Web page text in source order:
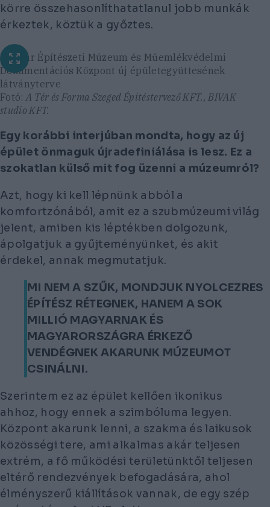
körre összehasonlíthatatlanul jobb munkák
érkeztek, köztük a győztes.
Magyar Építészeti Múzeum és Műemlékvédelmi
Dokumentációs Központ új épületegyüttesének
látványterve
Fotó: A Tér és Forma Szeged Építéstervező KFT., BIVAK
studio KFT.
Egy korábbi interjúban mondta, hogy az új
épület önmaguk újradefiniálása is lesz. Ez a
szokatlan külső mit fog üzenni a múzeumról?
Azt, hogy ki kell lépnünk abból a
komfortzónából, amit ez a szubmúzeumi világ
jelent, amiben kis léptékben dolgozunk,
ápolgatjuk a gyűjteményünket, és akit
érdekel, annak megmutatjuk.
MI NEM A SZŰK, MONDJUK NYOLCEZRES
ÉPÍTÉSZ RÉTEGNEK, HANEM A SOK
MILLIÓ MAGYARNAK ÉS
MAGYARORSZÁGRA ÉRKEZŐ
VENDÉGNEK AKARUNK MÚZEUMOT
CSINÁLNI.
Szerintem ez az épület kellően ikonikus
ahhoz, hogy ennek a szimbóluma legyen.
Központ akarunk lenni, a szakma és laikusok
közösségi tere, ami alkalmas akár teljesen
extrém, a fő működési területünktől teljesen
eltérő rendezvények befogadására, ahol
élményszerű kiállítások vannak, de egy szép